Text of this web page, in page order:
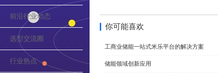
前沿行业动态
选型交流圈
行业热点
你可能喜欢
工商业储能一站式米乐平台的解决方案
储能领域创新应用